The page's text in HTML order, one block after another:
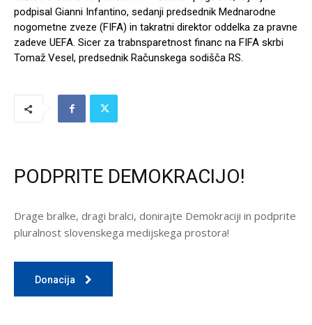
podpisal Gianni Infantino, sedanji predsednik Mednarodne
nogometne zveze (FIFA) in takratni direktor oddelka za pravne
zadeve UEFA. Sicer za trabnsparetnost financ na FIFA skrbi
Tomaž Vesel, predsednik Računskega sodišča RS.
PODPRITE DEMOKRACIJO!
Drage bralke, dragi bralci, donirajte Demokraciji in podprite
pluralnost slovenskega medijskega prostora!
Donacija